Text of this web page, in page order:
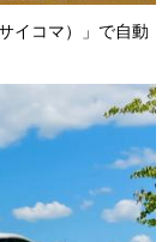
イコマ）」で自動